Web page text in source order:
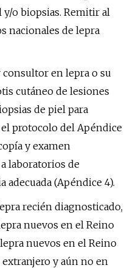
o biopsias. Remitir al
nacionales de lepra
consultor en lepra o su
cutáneo de lesiones
de piel para
protocolo del Apéndice
y examen
laboratorios de
adecuada (Apéndice 4).
recién diagnosticado,
nuevos en el Reino
nuevos en el Reino
y aún no en